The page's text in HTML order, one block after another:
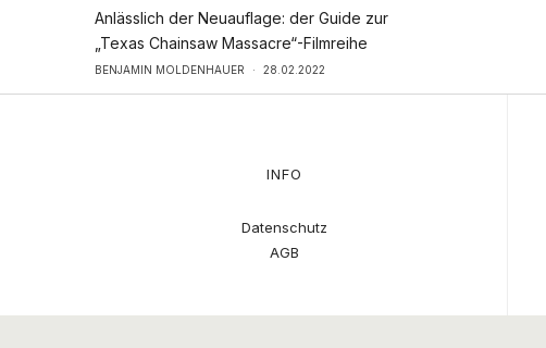
Anlässlich der Neuauflage: der Guide zur
„Texas Chainsaw Massacre“-Filmreihe
BENJAMIN MOLDENHAUER · 28.02.2022
INFO
Datenschutz
AGB